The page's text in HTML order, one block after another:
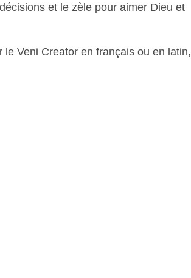
et le zèle pour aimer Dieu et
Veni Creator en français ou en latin,